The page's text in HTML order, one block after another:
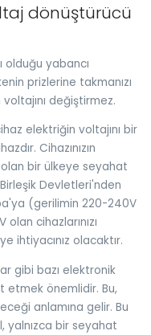
dönüştürücü
yabancı
prizlerine takmanızı
değiştirmez.
elektriğin voltajını bir
Cihazınızın
bir ülkeye seyahat
Devletleri'nden
(gerilimin 220-240V
cihazlarınızı
ihtiyacınız olacaktır.
gibi bazı elektronik
etmek önemlidir. Bu,
anlamına gelir. Bu
yalnızca bir seyahat